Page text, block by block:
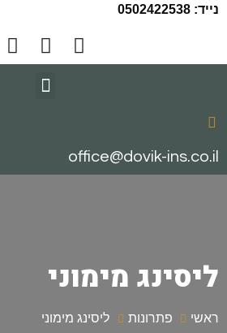
נייד: 0502422538
office@dovik-ins.co.il
ליסינג מימוני
ראשי פתרונות ליסינג מימוני